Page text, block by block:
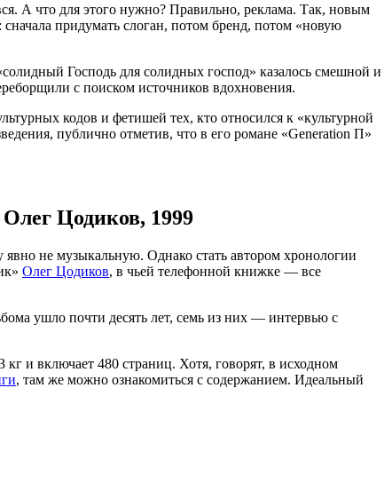
А что для этого нужно? Правильно, реклама. Так, новым
придумать слоган, потом бренд, потом «новую
Господь для солидных господ» казалось смешной и
с поиском источников вдохновения.
кодов и фетишей тех, кто относился к «культурной
публично отметив, что в его романе «Generation П»
Цодиков, 1999
не музыкальную. Однако стать автором хронологии
Олег Цодиков, в чьей телефонной книжке — все
ушло почти десять лет, семь из них — интервью с
и включает 480 страниц. Хотя, говорят, в исходном
, там же можно ознакомиться с содержанием. Идеальный